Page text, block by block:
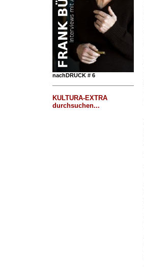
nachDRUCK # 6
KULTURA-EXTRA
durchsuchen...